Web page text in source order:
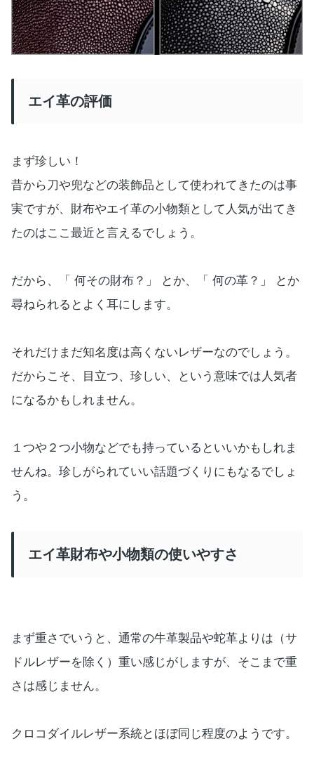
エイ革の評価
まず珍しい！
昔から刀や兜などの装飾品として使われてきたのは事
実ですが、財布やエイ革の小物類として人気が出てき
たのはここ最近と言えるでしょう。
だから、「 何その財布？」 とか、「 何の革？」 とか
尋ねられるとよく耳にします。
それだけまだ知名度は高くないレザーなのでしょう。
だからこそ、目立つ、珍しい、という意味では人気者
になるかもしれません。
１つや２つ小物などでも持っているといいかもしれま
せんね。珍しがられていい話題づくりにもなるでしょ
う。
エイ革財布や小物類の使いやすさ
まず重さでいうと、通常の牛革製品や蛇革よりは（サ
ドルレザーを除く）重い感じがしますが、そこまで重
さは感じません。
クロコダイルレザー系統とほぼ同じ程度のようです。